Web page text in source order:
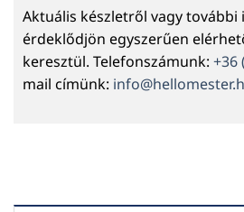
Aktuális készletről vagy
érdeklődjön egyszerűen
keresztül. Telefonszámunk: +36
mail címünk: